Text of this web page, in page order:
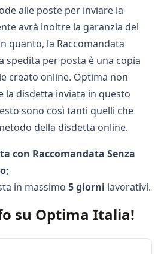
alle poste per inviare la
avrà inoltre la garanzia del
quanto, la Raccomandata
spedita per posta è una copia
creato online. Optima non
la disdetta inviata in questo
sono così tanti quelli che
della disdetta online.
con Raccomandata Senza
in massimo 5 giorni lavorativi.
su Optima Italia!